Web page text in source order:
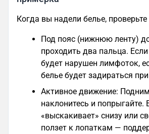
Когда вы надели белье, проверьте
Под пояс (нижнюю ленту)
проходить два пальца.
будет нарушен лимфоток,
белье будет задираться
Активное движение:
наклонитесь и попрыгайте.
«выскакивает» снизу или
ползет к лопаткам —